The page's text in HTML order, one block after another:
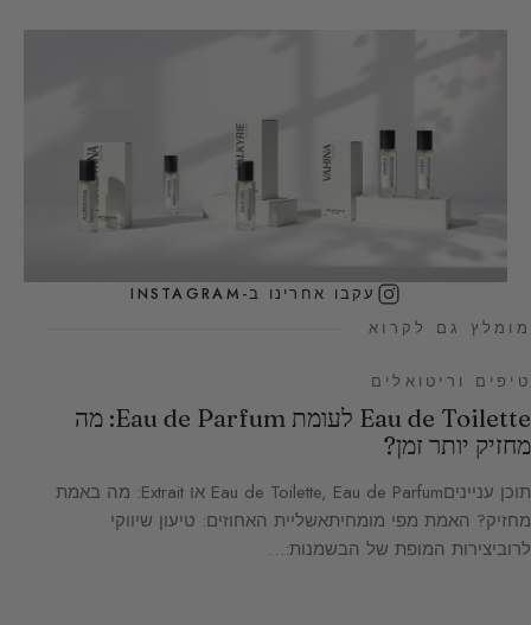
עקבו אחרינו ב-INSTAGRAM
מומלץ גם לקרוא
טיפים וריטואלים
Eau de Toilette לעומת Eau de Parfum: מה
מחזיק יותר זמן?
תוכן ענייניםEau de Toilette, Eau de Parfum או Extrait: מה באמת
מחזיק? האמת מפי מומחיתאשליית האחוזים: טיעון שיווקי
לרוביצירות המופת של הבשמנות:…